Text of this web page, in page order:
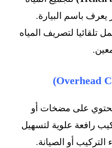
باسم البيارة.
لتصريف المياه
على مضخات أو
رافعة علوية لتسهيل
التركيب أو الصيانة.